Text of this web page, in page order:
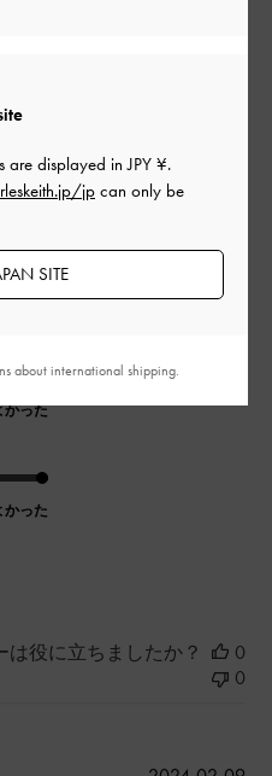
けました。
かった
かった
は役に立ちましたか？
0
0
are displayed inJPY ¥.
jpcan only be
SITE
about international shipping.